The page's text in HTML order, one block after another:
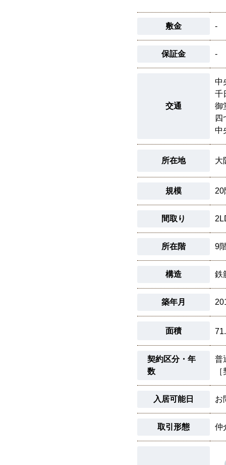
敷金 -
保証金 -
交通
中
千
御
四
中
所在地 大
規模 20
間取り
所在階 9
構造 鉄
築年月
面積
契約区分・年
数
普
入居可能日 お
取引形態 仲